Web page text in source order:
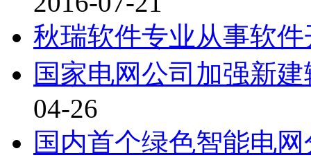
秋瑞软件专业从事软件
国家电网公司加强新
04-26
国内首个绿色智能电